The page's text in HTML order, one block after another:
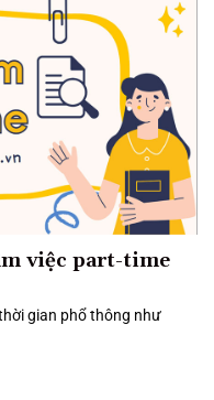
việc part-time
gian phổ thông như